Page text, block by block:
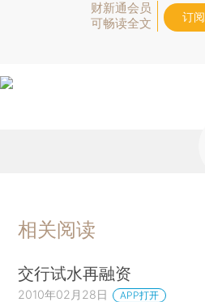
财新通会员
可畅读全文
订
相关阅读
交行试水再融资
2010年02月28日 APP打开